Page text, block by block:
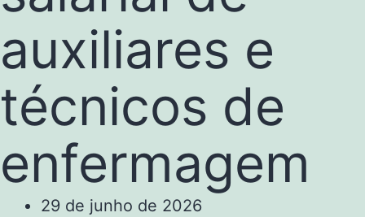
auxiliares e
técnicos de
enfermagem
29 de junho de 2026